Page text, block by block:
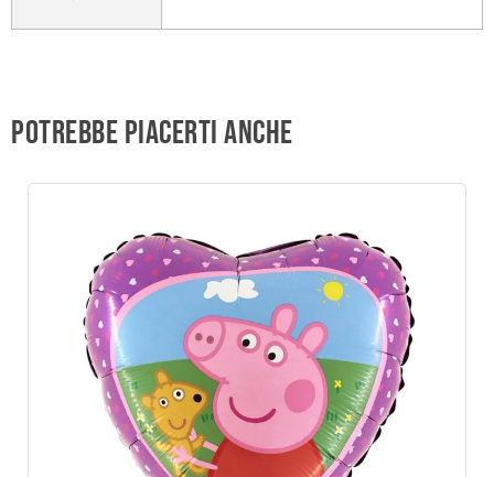
Potrebbe piacerti anche